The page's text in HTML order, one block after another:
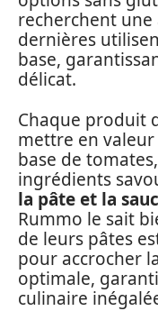
recherchent une
dernières
base,
délicat.
Chaque produit
mettre en valeur
base de
ingrédients
la pâte et la
Rummo le sait
de leurs pâtes
pour accrocher
optimale,
culinaire